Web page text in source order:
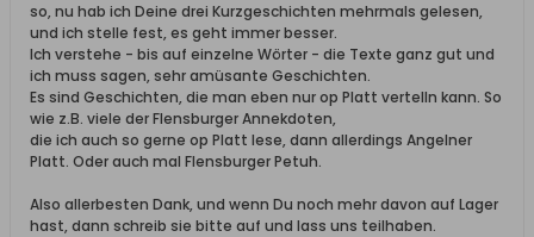
so, nu hab ich Deine drei Kurzgeschichten mehrmals gelesen,
und ich stelle fest, es geht immer besser.
Ich verstehe - bis auf einzelne Wörter - die Texte ganz gut und
ich muss sagen, sehr amüsante Geschichten.
Es sind Geschichten, die man eben nur op Platt vertelln kann. So
wie z.B. viele der Flensburger Annekdoten,
die ich auch so gerne op Platt lese, dann allerdings Angelner
Platt. Oder auch mal Flensburger Petuh.
Also allerbesten Dank, und wenn Du noch mehr davon auf Lager
hast, dann schreib sie bitte auf und lass uns teilhaben.